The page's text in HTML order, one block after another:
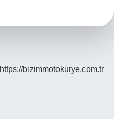
https://bizimmotokurye.com.tr